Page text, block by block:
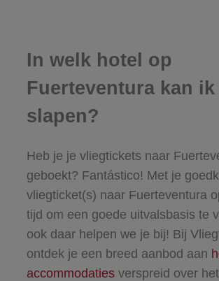
In welk hotel op
Fuerteventura kan ik
slapen?
Heb je je vliegtickets naar
geboekt? Fantástico! Met je
vliegticket(s) naar Fuerteventura
tijd om een goede uitvalsbasis te
ook daar helpen we je bij! Bij
ontdek je een breed aanbod aan
accommodatiesverspreid over